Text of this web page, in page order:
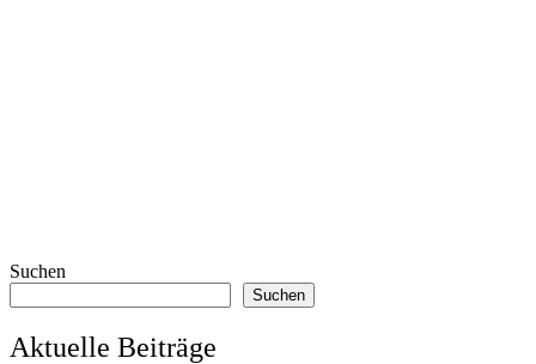
Suchen
Suchen
Aktuelle Beiträge